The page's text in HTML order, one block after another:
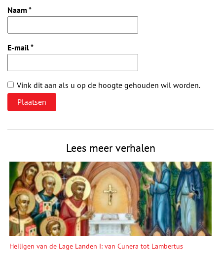
Naam *
E-mail*
Vink dit aan als u op de hoogte gehouden wil worden.
Lees meer verhalen
Heiligen van de Lage Landen I: van Cunera tot Lambertus